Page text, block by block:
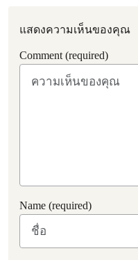
แสดงความเห็นของคุณ
Comment (required)
Name (required)